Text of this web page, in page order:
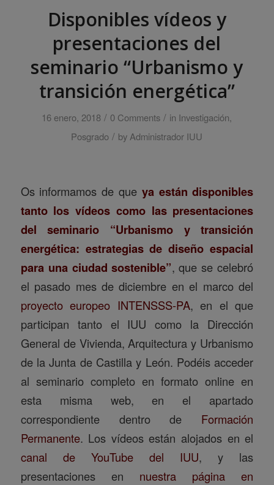
Disponibles vídeos y
presentaciones del
seminario “Urbanismo y
transición energética”
16 enero, 2018 / 0 Comments / in Investigación,
Posgrado / by Administrador IUU
Os informamos de que ya están disponibles
tanto los vídeos como las presentaciones
del seminario “Urbanismo y transición
energética: estrategias de diseño espacial
para una ciudad sostenible”, que se celebró
el pasado mes de diciembre en el marco del
proyecto europeo INTENSSS-PA, en el que
participan tanto el IUU como la Dirección
General de Vivienda, Arquitectura y Urbanismo
de la Junta de Castilla y León. Podéis acceder
al seminario completo en formato online en
esta misma web, en el apartado
correspondiente dentro de Formación
Permanente. Los vídeos están alojados en el
canal de YouTube del IUU, y las
presentaciones en nuestra página en